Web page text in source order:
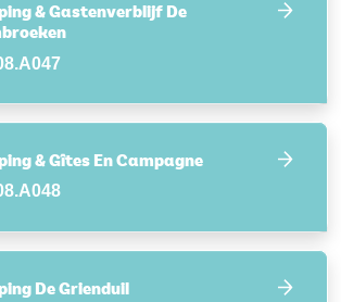
& Gastenverblijf De
& Gîtes En Campagne
De Grienduil